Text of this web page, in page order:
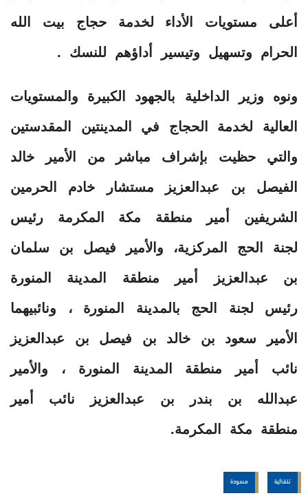
أعلى مستويات الأداء لخدمة حجاج بيت الله
الحرام وتسهيل وتيسير أداؤهم للنسك .
ونوه وزير الداخلية بالجهود الكبيرة والمستويات
العالية لخدمة الحجاج في المدينتين المقدستين
والتي حظيت بإشراف مباشر من الأمير خالد
الفيصل بن عبدالعزيز مستشار خادم الحرمين
الشريفين أمير منطقة مكة المكرمة رئيس
لجنة الحج المركزية، والأمير فيصل بن سلمان
بن عبدالعزيز أمير منطقة المدينة المنورة
رئيس لجنة الحج بالمدينة المنورة ، ونائبيهما
الأمير سعود بن خالد بن فيصل بن عبدالعزيز
نائب أمير منطقة المدينة المنورة ، والأمير
عبدالله بن بندر بن عبدالعزيز نائب أمير
منطقة مكة المكرمة.
تلقائية مسودة